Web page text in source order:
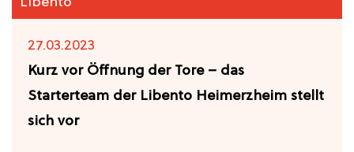
27.03.2023
Kurz vor Öffnung der Tore – das
Starterteam der Libento Heimerzheim stellt
sich vor